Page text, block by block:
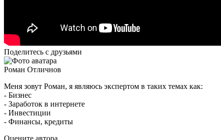
Поделитесь с друзьями
Роман Отличнов
Меня зовут Роман, я являюсь экспертом в таких темах как:
- Бизнес
- Заработок в интернете
- Инвестиции
- Финансы, кредиты